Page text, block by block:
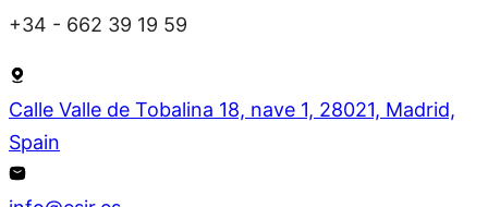
+34 - 662 39 19 59
Calle Valle de Tobalina 18, nave 1, 28021, Madrid,
Spain